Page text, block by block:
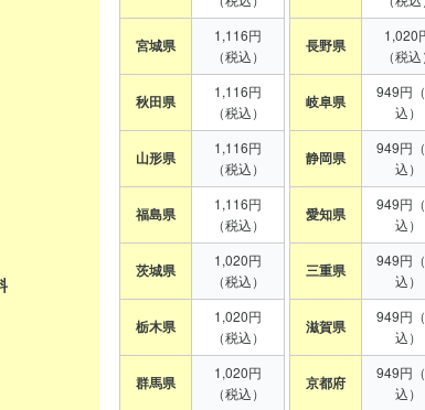
宮城県
1,116円
（税込）
秋田県
1,116円
（税込）
山形県
1,116円
（税込）
福島県
1,116円
（税込）
茨城県
1,020円
（税込）
栃木県
1,020円
（税込）
群馬県
1,020円
（税込）
長野県
1,020
（税込
岐阜県
949円
込）
静岡県
949円
込）
愛知県
949円
込）
三重県
949円
込）
滋賀県
949円
込）
京都府
949円
込）